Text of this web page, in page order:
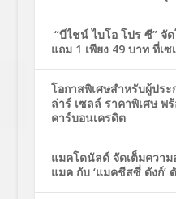
“บีไชน์ ไบโอ โปร ซี” จั
แถม 1 เพียง 49 บาท ที่เซ
โอกาสพิเศษสำหรับผู้ปร
ล่าร์ เซลล์ ราคาพิเศษ พ
คาร์บอนเครดิต
แมคโดนัลด์ จัดเต็มควา
แมค กับ ‘แมคชีสซี่ ดังก์’